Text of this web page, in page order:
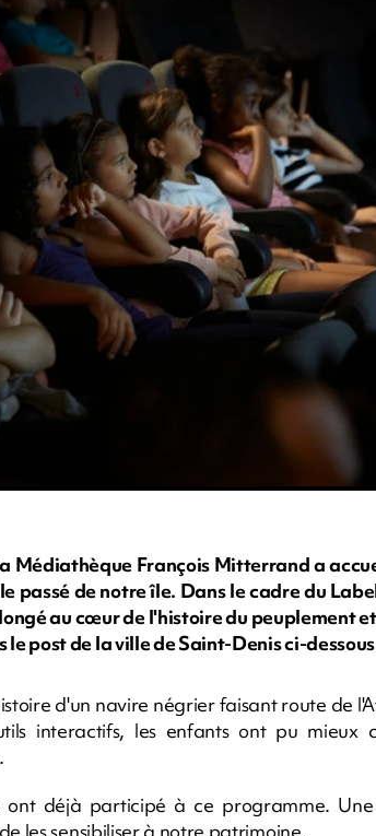
Médiathèque François Mitterrand a
passé de notre île. Dans le cadre du
au cœur de l'histoire du peuplement
post de la ville de Saint-Denis ci-
d'un navire négrier faisant route de
interactifs, les enfants ont pu mieux
ont déjà participé à ce programme.
les sensibiliser à notre patrimoine.